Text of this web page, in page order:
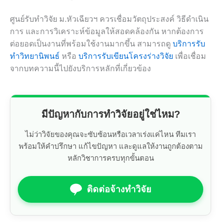
ศูนย์รับทำวิจัย ม.หัวเฉียวฯ ควรเชื่อมวัตถุประสงค์ วิธีดำเนิน
การ และการวิเคราะห์ข้อมูลให้สอดคล้องกัน หากต้องการ
ต่อยอดเป็นงานที่พร้อมใช้งานมากขึ้น สามารถดู บริการรับ
ทำวิทยานิพนธ์ หรือ บริการรับเขียนโครงร่างวิจัย เพื่อเชื่อม
จากบทความนี้ไปยังบริการหลักที่เกี่ยวข้อง
มีปัญหากับการทำวิจัยอยู่ใช่ไหม?
ไม่ว่าวิจัยของคุณจะซับซ้อนหรือเวลาเร่งแค่ไหน ทีมเรา
พร้อมให้คำปรึกษา แก้ไขปัญหา และดูแลให้งานถูกต้องตาม
หลักวิชาการครบทุกขั้นตอน
ติดต่อจ้างทำวิจัย